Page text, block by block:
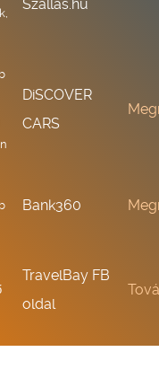
Szallas.hu
DiSCOVER
CARS
Bank360
TravelBay FB
oldal